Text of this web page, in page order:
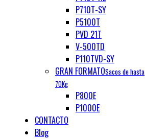
P710T-SY
P5100T
PVD 21T
V-500TD
P110TVD-SY
GRAN FORMATOSacos de hasta
70Kg
P800E
P1000E
CONTACTO
Blog